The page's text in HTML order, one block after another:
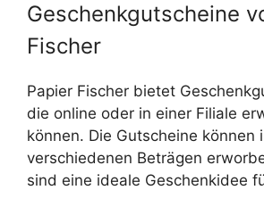
Geschenkgutscheine
Fischer
Papier Fischer bietet
die online oder in einer Filiale
können. Die Gutscheine können
verschiedenen Beträgen
sind eine ideale Geschenkidee